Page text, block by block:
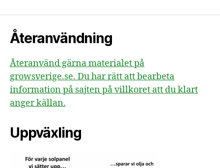
Återanvändning
Återanvänd gärna materialet på
growsverige.se. Du har rätt att bearbeta
information på sajten på villkoret att du klart
anger källan.
Uppväxling